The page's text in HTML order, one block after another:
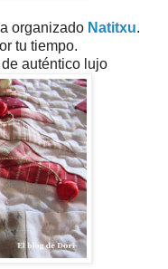
organizado Natitxu.
tu tiempo.
auténtico lujo